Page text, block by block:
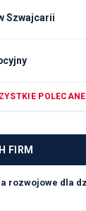
Szwajcarii
POLECANE
FIRM